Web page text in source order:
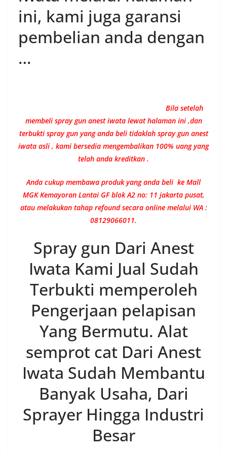
ini, kami juga garansi
pembelian anda dengan
…
Bila setelah
membeli spray gun anest iwata lewat halaman ini ,dan
terbukti spray gun yang anda beli tidaklah spray gun anest
iwata asli , kami bersedia mengembalikan 100% uang yang
telah anda kreditkan .
Anda cukup membawa produk yang anda beli ke Mall
MGK Kemayoran Lantai GF blok A2 no: 11 jakarta pusat,
atau melakukan tahap refound secara online melalui WA :
08129066011.
Spray gun Dari Anest
Iwata Kami Jual Sudah
Terbukti memperoleh
Pengerjaan pelapisan
Yang Bermutu. Alat
semprot cat Dari Anest
Iwata Sudah Membantu
Banyak Usaha, Dari
Sprayer Hingga Industri
Besar